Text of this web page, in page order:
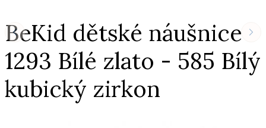
BeKid dětské náušnice
1293 Bílé zlato - 585 Bílý
kubický zirkon